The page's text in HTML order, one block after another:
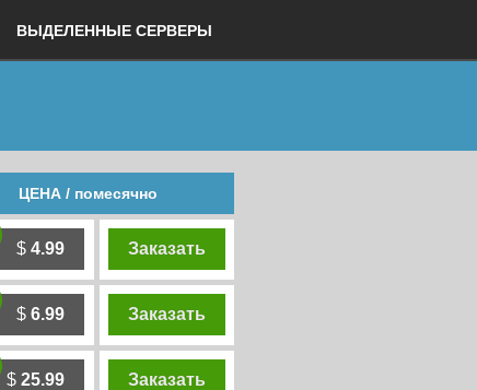
ВЫДЕЛЕННЫЕ СЕРВЕРЫ
ЦЕНА / помесячно
$ 4.99 Заказать
$ 6.99 Заказать
$ 25.99 Заказать